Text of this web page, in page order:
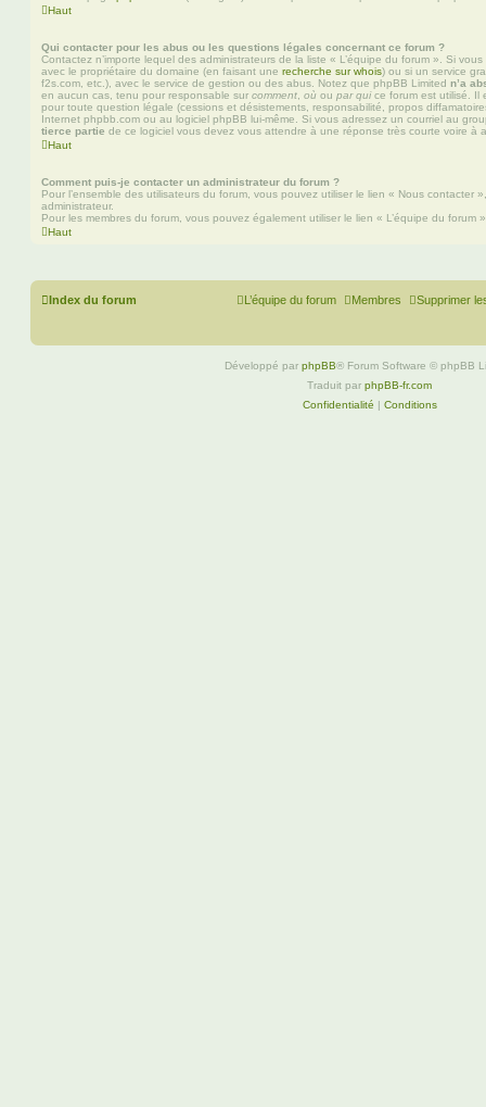
Haut
Qui contacter pour les abus ou les questions légales concernant ce forum ?
Contactez n’importe lequel des administrateurs de la liste « L’équipe du forum ». Si
avec le propriétaire du domaine (en faisant une recherche sur whois) ou si un service
f2s.com, etc.), avec le service de gestion ou des abus. Notez que phpBB Limited n’a
en aucun cas, tenu pour responsable sur comment où ou par quice forum est utilisé. Il
pour toute question légale (cessions et désistements, responsabilité, propos
Internet phpbb.com ou au logiciel phpBB lui-même. Si vous adressez un courriel au
tierce partie de ce logiciel vous devez vous attendre à une réponse très courte voire à
Haut
Comment puis-je contacter un administrateur du forum ?
Pour l’ensemble des utilisateurs du forum, vous pouvez utiliser le lien « Nous contacter
administrateur.
Pour les membres du forum, vous pouvez également utiliser le lien « L’équipe du forum
Haut
Index du forum Supprimer
Membres
L’équipe du forum
Développé par phpBB® Forum Software © phpBB
Traduit par phpBB-fr.com
Confidentialité | Conditions